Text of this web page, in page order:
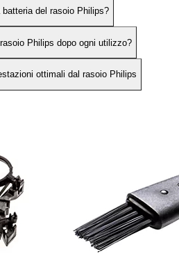
del rasoio Philips?
Philips dopo ogni utilizzo?
ottimali dal rasoio Philips